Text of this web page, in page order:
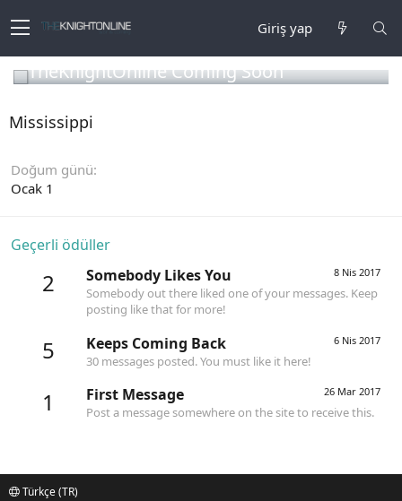
Giriş yap
TheKnightOnline Coming Soon
Mississippi
Doğum günü
Ocak 1
Geçerli ödüller
2 8 Nis 2017
Somebody Likes You
Somebody out there liked one of your messages. Keep
posting like that for more!
5 6 Nis 2017
Keeps Coming Back
30 messages posted. You must like it here!
1 26 Mar 2017
First Message
Post a message somewhere on the site to receive this.
Türkçe (TR)